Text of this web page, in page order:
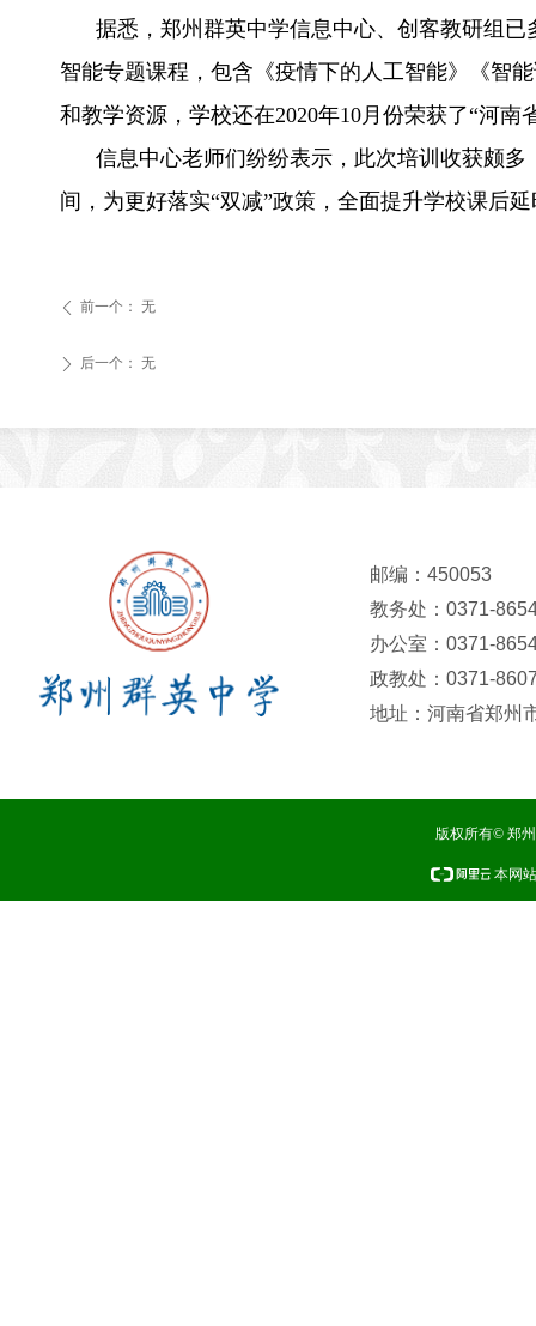
据悉，郑州群英中学信息中心、创客教研组已
智能专题课程，包含《疫情下的人工智能》《智
和教学资源，学校还在2020年10月份荣获了“河
信息中心老师们纷纷表示，此次培训收获颇多
间，为更好落实“双减”政策，全面提升学校课后
ꄴ 前一个： 无
ꄲ 后一个： 无
邮编：450053
教务处：0371-
办公室：0371-
政教处：0371-
地址：河南省郑州
版权所有© 郑
本网